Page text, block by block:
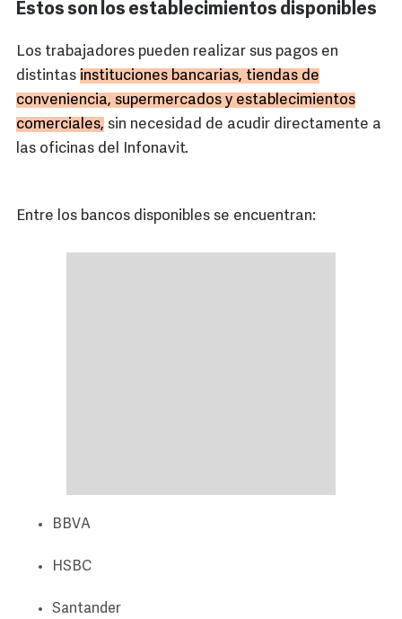
Estos son los establecimientos disponibles
Los trabajadores pueden realizar sus pagos en
distintas instituciones bancarias, tiendas de
conveniencia, supermercados y establecimientos
comerciales, sin necesidad de acudir directamente a
las oficinas del Infonavit.
Entre los bancos disponibles se encuentran:
BBVA
HSBC
Santander